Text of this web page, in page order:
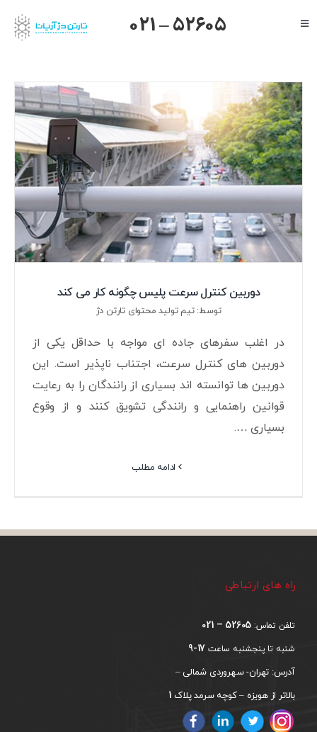
to
Toggle
گرنداستریم
یالینک
میکروتیک
هایک ویژن
داهوا
تیاندی
درباره ما
021 – 52605
دوربین کنترل سرعت پلیس چگونه کار می کند
توسط: تیم تولید محتوای تارتن دژ
در اغلب سفرهای جاده ای مواجه با حداقل یکی از
دوربین های کنترل سرعت، اجتناب ناپذیر است. این
دوربین ها توانسته اند بسیاری از رانندگان را به رعایت
قوانین راهنمایی و رانندگی تشویق کنند و از وقوع
بسیاری ….
ادامه مطلب
راه های ارتباطی
تلفن تماس: 52605 – 021
شنبه تا پنجشنبه ساعت 17-9
آدرس: تهران- سهروردی شمالی –
بالاتر از هویزه – کوچه سرمد پلاک 1